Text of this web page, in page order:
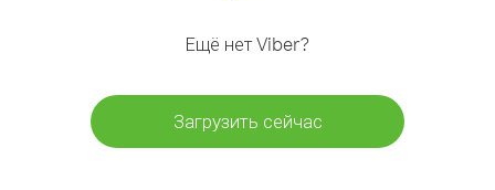
Ещё нет Viber?
Загрузить сейчас